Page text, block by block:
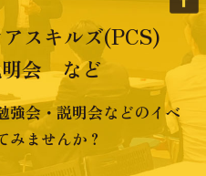
スキルズ(PCS)
明会 など
強会・説明会などのイベ
みませんか？